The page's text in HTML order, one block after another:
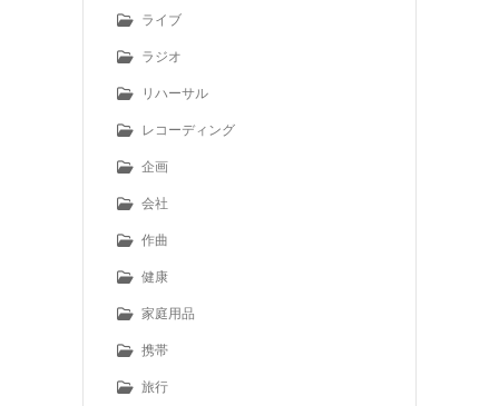
ライブ
ラジオ
リハーサル
レコーディング
企画
会社
作曲
健康
家庭用品
携帯
旅行